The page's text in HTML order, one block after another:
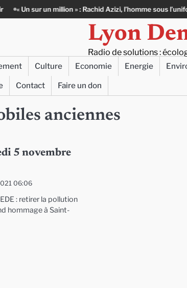
un million » : Rachid Azizi, l’homme sous l’uniforme de
Lyon
Radio de solutions :
Culture Economie Energie
Contact Faire un don
anciennes
5 novembre
06:06
: retirer la pollution
hommage à Saint-